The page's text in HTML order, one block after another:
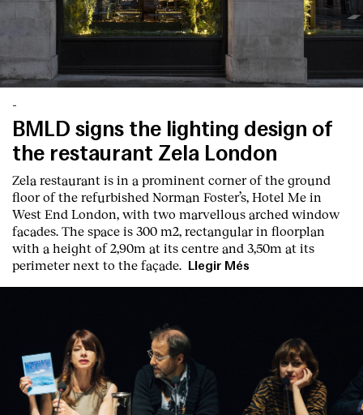
-
BMLD signs the lighting design of
the restaurant Zela London
Zela restaurant is in a prominent corner of the ground
floor of the refurbished Norman Foster’s, Hotel Me in
West End London, with two marvellous arched window
facades. The space is 300 m2, rectangular in floorplan
with a height of 2,90m at its centre and 3,50m at its
perimeter next to the façade.
Llegir Més